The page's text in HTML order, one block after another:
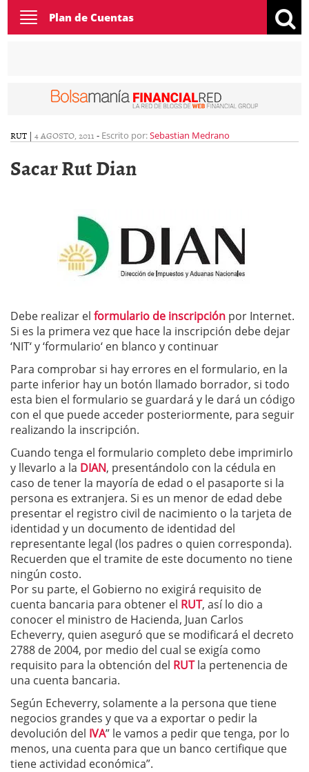
Toggle
navigation
Plan de Cuentas
RUT | 4 AGOSTO, 2011 - Escrito por:Sebastian Medrano
Sacar Rut Dian
Debe realizar el formulario de inscripción por Internet.
Si es la primera vez que hace la inscripción debe dejar
‘NIT‘ y ‘formulario‘ en blanco y continuar
Para comprobar si hay errores en el formulario, en la
parte inferior hay un botón llamado borrador, si todo
esta bien el formulario se guardará y le dará un código
con el que puede acceder posteriormente, para seguir
realizando la inscripción.
Cuando tenga el formulario completo debe imprimirlo
y llevarlo a la DIAN, presentándolo con la cédula en
caso de tener la mayoría de edad o el pasaporte si la
persona es extranjera. Si es un menor de edad debe
presentar el registro civil de nacimiento o la tarjeta de
identidad y un documento de identidad del
representante legal (los padres o quien corresponda).
Recuerden que el tramite de este documento no tiene
ningún costo.
Por su parte, el Gobierno no exigirá requisito de
cuenta bancaria para obtener el RUT, así lo dio a
conocer el ministro de Hacienda, Juan Carlos
Echeverry, quien aseguró que se modificará el decreto
2788 de 2004, por medio del cual se exigía como
requisito para la obtención del RUT la pertenencia de
una cuenta bancaria.
Según Echeverry, solamente a la persona que tiene
negocios grandes y que va a exportar o pedir la
devolución del IVA” le vamos a pedir que tenga, por lo
menos, una cuenta para que un banco certifique que
tiene actividad económica”.